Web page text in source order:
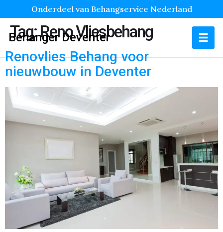
Onderdeel van Behangservice Nederland
Behanger Deventer
Tag:Reno Vliesbehang
Renovlies Behang voor
nieuwbouw in Deventer